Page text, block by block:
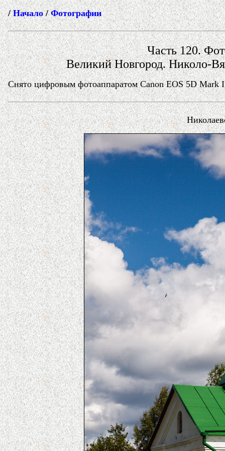
/Начало/Фотографии
Часть 120.
Великий Новгород. Николо-
Снято цифровым фотоаппаратом Canon EOS 5D Mark